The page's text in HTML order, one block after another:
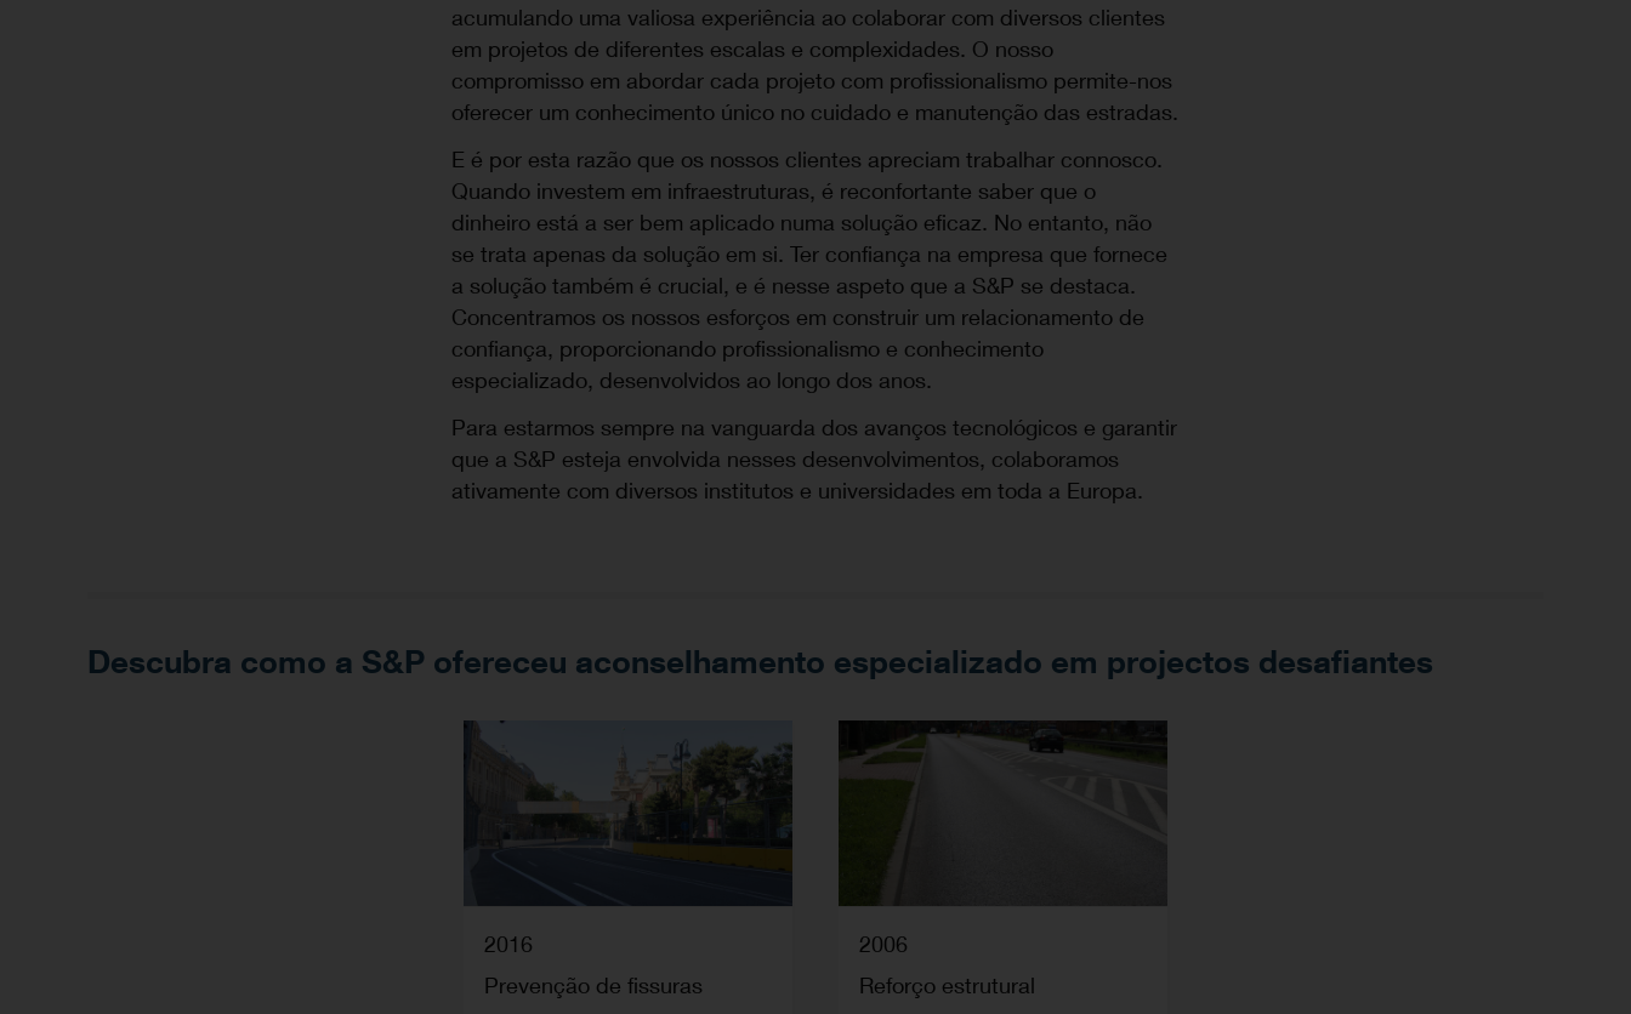
acumulando uma valiosa experiência ao colaborar com diversos clientes
em projetos de diferentes escalas e complexidades. O nosso
compromisso em abordar cada projeto com profissionalismo permite-nos
oferecer um conhecimento único no cuidado e manutenção das estradas.
E é por esta razão que os nossos clientes apreciam trabalhar connosco.
Quando investem em infraestruturas, é reconfortante saber que o
dinheiro está a ser bem aplicado numa solução eficaz. No entanto, não
se trata apenas da solução em si. Ter confiança na empresa que fornece
a solução também é crucial, e é nesse aspeto que a S&P se destaca.
Concentramos os nossos esforços em construir um relacionamento de
confiança, proporcionando profissionalismo e conhecimento
especializado, desenvolvidos ao longo dos anos.
Para estarmos sempre na vanguarda dos avanços tecnológicos e garantir
que a S&P esteja envolvida nesses desenvolvimentos, colaboramos
ativamente com diversos institutos e universidades em toda a Europa.
Descubra como a S&P ofereceu aconselhamento especializado em projectos desafiantes
2016
Prevenção de fissuras
2006
Reforço estrutural